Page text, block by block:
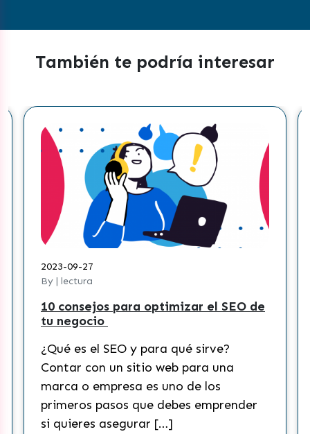
También te podría interesar
09-27
| lectura
consejos para optimizar el SEO de
negocio
es el SEO y para qué sirve?
con un sitio web para una
o empresa es uno de los
pasos que debes emprender
quieres asegurar […]